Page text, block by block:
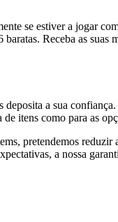
se estiver a jogar
Receba as
a sua
itens como para as
pretendemos
a nossa